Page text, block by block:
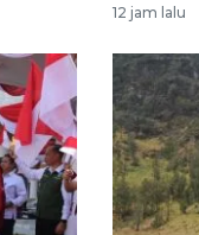
12 jam lalu